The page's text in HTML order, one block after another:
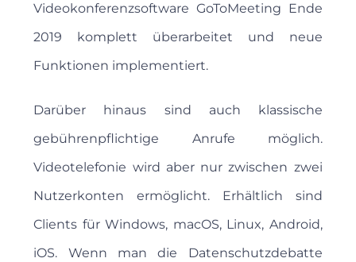
Videokonferenzsoftware GoToMeeting Ende
2019 komplett überarbeitet und neue
Funktionen implementiert.
Darüber hinaus sind auch klassische
gebührenpflichtige Anrufe möglich.
Videotelefonie wird aber nur zwischen zwei
Nutzerkonten ermöglicht. Erhältlich sind
Clients für Windows, macOS, Linux, Android,
iOS. Wenn man die Datenschutzdebatte